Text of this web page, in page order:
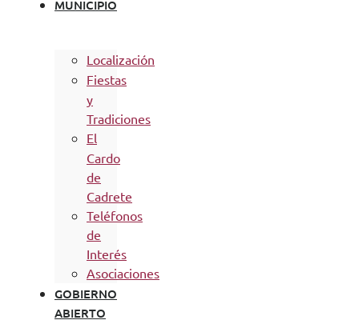
MUNICIPIO
Localización
Fiestas
y
Tradiciones
El
Cardo
de
Cadrete
Teléfonos
de
Interés
Asociaciones
GOBIERNO
ABIERTO